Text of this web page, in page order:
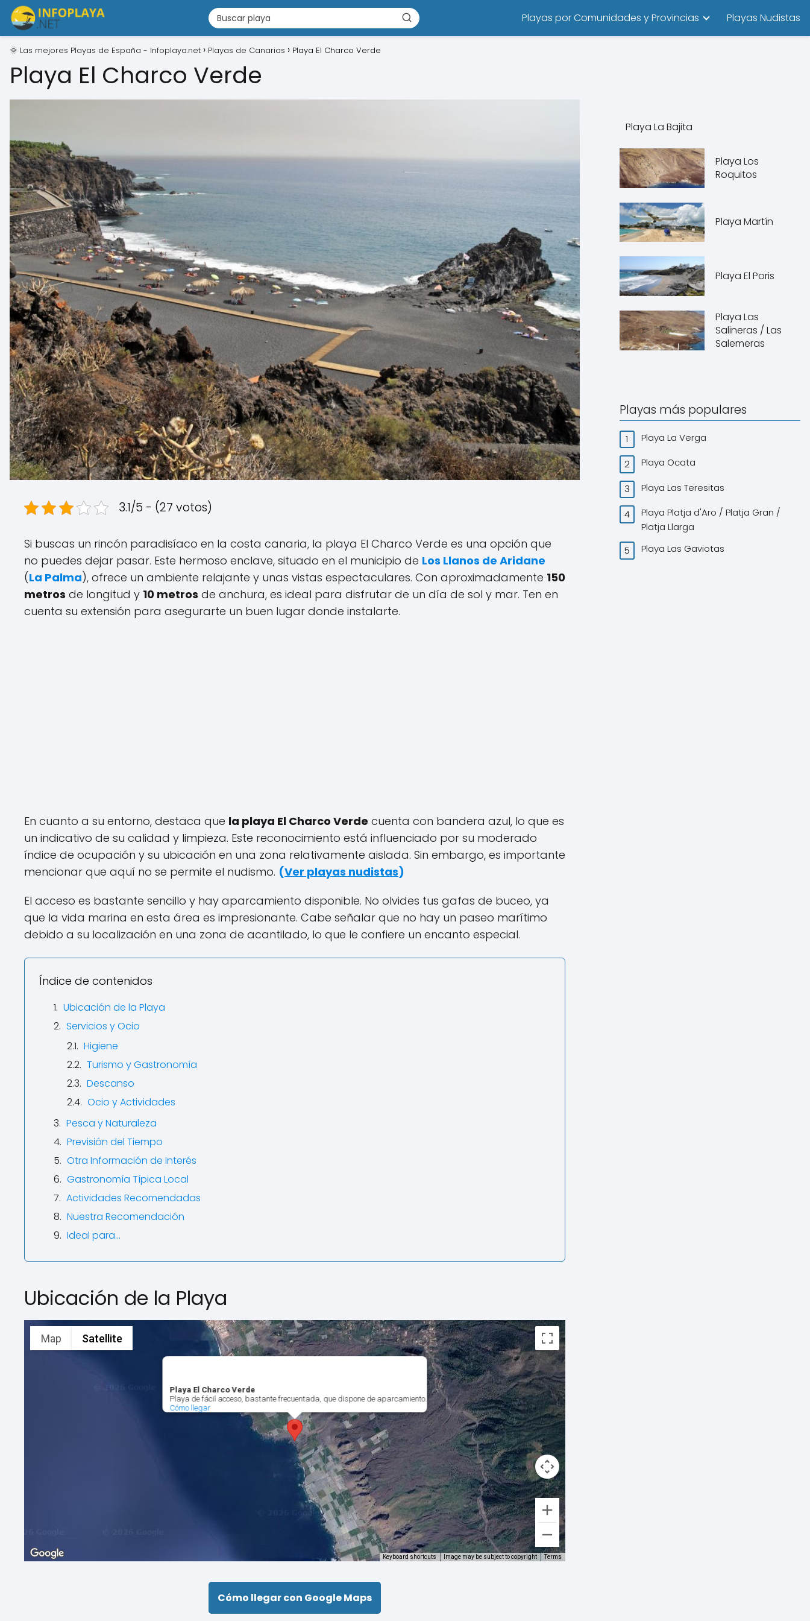
Playas por Comunidades y Provincias Playas Nudistas
🌞 Las mejores Playas de España - Infoplaya.net Playas de Canarias Playa El Charco Verde
Playa El Charco Verde
3.1/5 - (27 votos)
Si buscas un rincón paradisíaco en la costa canaria, la playa El Charco Verde es una opción que
no puedes dejar pasar. Este hermoso enclave, situado en el municipio de Los Llanos de Aridane
(La Palma), ofrece un ambiente relajante y unas vistas espectaculares. Con aproximadamente 150
metros de longitud y 10 metros de anchura, es ideal para disfrutar de un día de sol y mar. Ten en
cuenta su extensión para asegurarte un buen lugar donde instalarte.
En cuanto a su entorno, destaca que la playa El Charco Verde cuenta con bandera azul, lo que es
un indicativo de su calidad y limpieza. Este reconocimiento está influenciado por su moderado
índice de ocupación y su ubicación en una zona relativamente aislada. Sin embargo, es importante
mencionar que aquí no se permite el nudismo. (Ver playas nudistas)
El acceso es bastante sencillo y hay aparcamiento disponible. No olvides tus gafas de buceo, ya
que la vida marina en esta área es impresionante. Cabe señalar que no hay un paseo marítimo
debido a su localización en una zona de acantilado, lo que le confiere un encanto especial.
Índice de contenidos
Ubicación de la Playa
Servicios y Ocio
Higiene
Turismo y Gastronomía
Descanso
Ocio y Actividades
Pesca y Naturaleza
Previsión del Tiempo
Otra Información de Interés
Gastronomía Típica Local
Actividades Recomendadas
Nuestra Recomendación
Ideal para...
Ubicación de la Playa
Playa El Charco Verde
Playa de fácil acceso, bastante frecuentada, que dispone de aparcamiento.
Cómo llegar
Map Satellite
Keyboard shortcuts Image may be subject to copyright Terms
Cómo llegar con Google Maps
Playa La Bajita
Playa Los
Roquitos
Playa Martín
Playa El Poris
Playa Las
Salineras / Las
Salemeras
Playas más populares
Playa La Verga
Playa Ocata
Playa Las Teresitas
Playa Platja d'Aro / Platja Gran /
Platja Llarga
Playa Las Gaviotas